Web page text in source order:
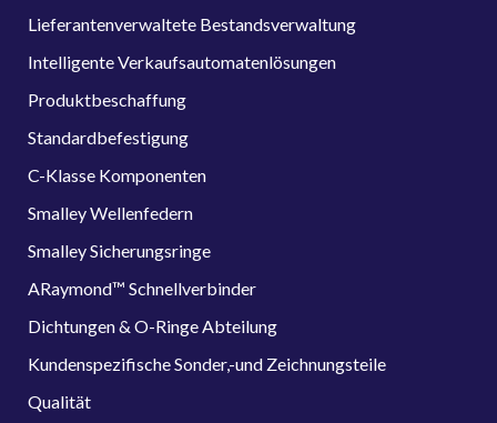
Lieferantenverwaltete Bestandsverwaltung
Intelligente Verkaufsautomatenlösungen
Produktbeschaffung
Standardbefestigung
C-Klasse Komponenten
Smalley Wellenfedern
Smalley Sicherungsringe
ARaymond™ Schnellverbinder
Dichtungen & O-Ringe Abteilung
Kundenspezifische Sonder,-und Zeichnungsteile
Qualität